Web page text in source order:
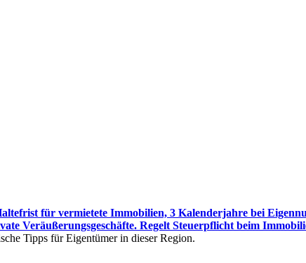
für vermietete Immobilien, 3 Kalenderjahre bei
Veräußerungsgeschäfte. Regelt Steuerpflicht beim
Tipps für Eigentümer in dieser Region.